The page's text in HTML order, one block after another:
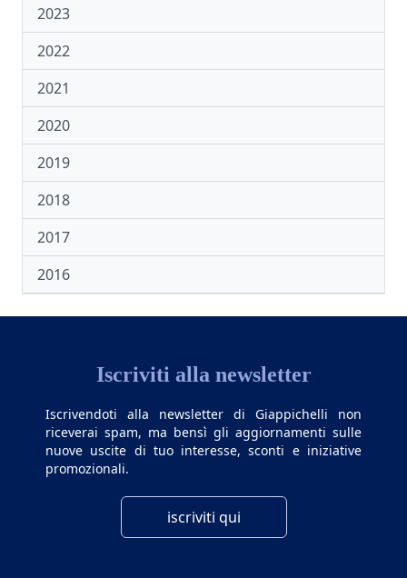
2023
2022
2021
2020
2019
2018
2017
2016
Iscriviti alla newsletter
Iscrivendoti alla newsletter di Giappichelli non
riceverai spam, ma bensì gli aggiornamenti sulle
nuove uscite di tuo interesse, sconti e iniziative
promozionali.
iscriviti qui